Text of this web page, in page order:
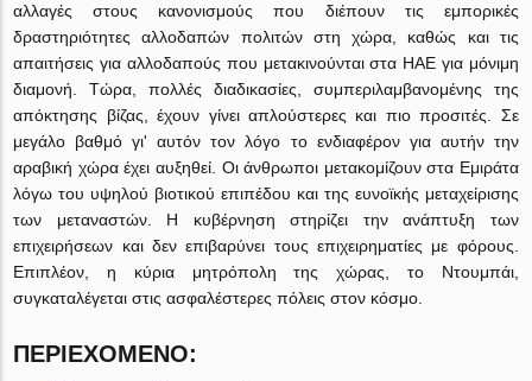
αλλαγές στους κανονισμούς που διέπουν τις εμπορικές
δραστηριότητες αλλοδαπών πολιτών στη χώρα, καθώς και τις
απαιτήσεις για αλλοδαπούς που μετακινούνται στα ΗΑΕ για μόνιμη
διαμονή. Τώρα, πολλές διαδικασίες, συμπεριλαμβανομένης της
απόκτησης βίζας, έχουν γίνει απλούστερες και πιο προσιτές. Σε
μεγάλο βαθμό γι' αυτόν τον λόγο το ενδιαφέρον για αυτήν την
αραβική χώρα έχει αυξηθεί. Οι άνθρωποι μετακομίζουν στα Εμιράτα
λόγω του υψηλού βιοτικού επιπέδου και της ευνοϊκής μεταχείρισης
των μεταναστών. Η κυβέρνηση στηρίζει την ανάπτυξη των
επιχειρήσεων και δεν επιβαρύνει τους επιχειρηματίες με φόρους.
Επιπλέον, η κύρια μητρόπολη της χώρας, το Ντουμπάι,
συγκαταλέγεται στις ασφαλέστερες πόλεις στον κόσμο.
ΠΕΡΙΕΧΌΜΕΝΟ: